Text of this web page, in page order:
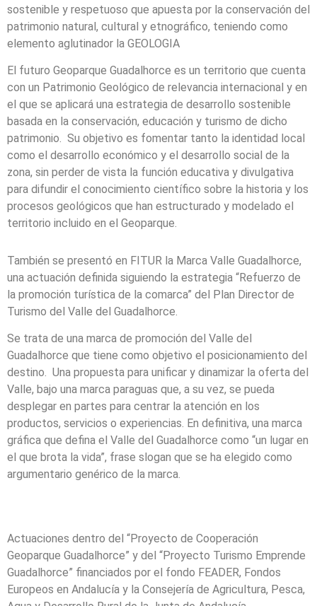
sostenible y respetuoso que apuesta por la conservación del
patrimonio natural, cultural y etnográfico, teniendo como
elemento aglutinador la GEOLOGIA
El futuro Geoparque Guadalhorce es un territorio que cuenta
con un Patrimonio Geológico de relevancia internacional y en
el que se aplicará una estrategia de desarrollo sostenible
basada en la conservación, educación y turismo de dicho
patrimonio. Su objetivo es fomentar tanto la identidad local
como el desarrollo económico y el desarrollo social de la
zona, sin perder de vista la función educativa y divulgativa
para difundir el conocimiento científico sobre la historia y los
procesos geológicos que han estructurado y modelado el
territorio incluido en el Geoparque.
También se presentó en FITUR la Marca Valle Guadalhorce,
una actuación definida siguiendo la estrategia “Refuerzo de
la promoción turística de la comarca” del Plan Director de
Turismo del Valle del Guadalhorce.
Se trata de una marca de promoción del Valle del
Guadalhorce que tiene como objetivo el posicionamiento del
destino. Una propuesta para unificar y dinamizar la oferta del
Valle, bajo una marca paraguas que, a su vez, se pueda
desplegar en partes para centrar la atención en los
productos, servicios o experiencias. En definitiva, una marca
gráfica que defina el Valle del Guadalhorce como “un lugar en
el que brota la vida”, frase slogan que se ha elegido como
argumentario genérico de la marca.
Actuaciones dentro del “Proyecto de Cooperación
Geoparque Guadalhorce” y del “Proyecto Turismo Emprende
Guadalhorce” financiados por el fondo FEADER, Fondos
Europeos en Andalucía y la Consejería de Agricultura, Pesca,